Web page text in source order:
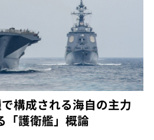
構成される海自の主力
護衛艦」概論